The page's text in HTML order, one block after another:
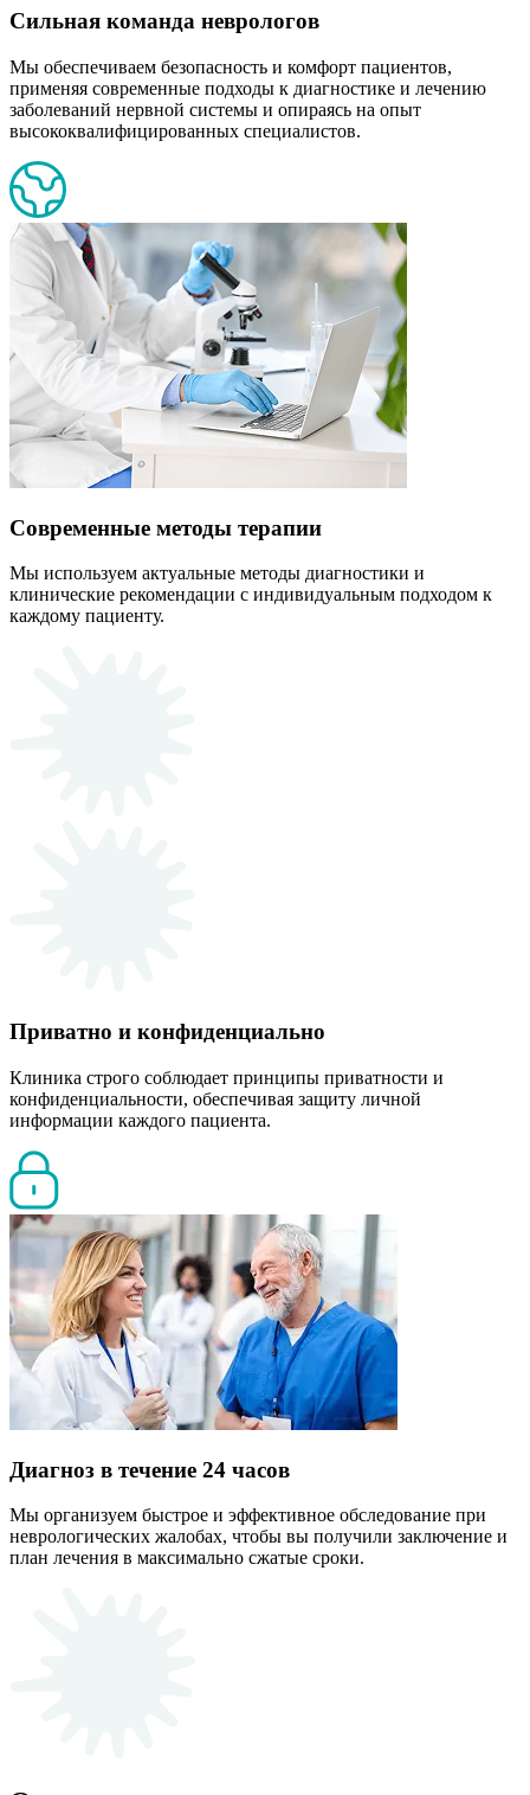
Сильная команда неврологов
Мы обеспечиваем безопасность и комфорт пациентов,
применяя современные подходы к диагностике и лечению
заболеваний нервной системы и опираясь на опыт
высококвалифицированных специалистов.
Современные методы терапии
Мы используем актуальные методы диагностики и
клинические рекомендации с индивидуальным подходом к
каждому пациенту.
Приватно и конфиденциально
Клиника строго соблюдает принципы приватности и
конфиденциальности, обеспечивая защиту личной
информации каждого пациента.
Диагноз в течение 24 часов
Мы организуем быстрое и эффективное обследование при
неврологических жалобах, чтобы вы получили заключение и
план лечения в максимально сжатые сроки.